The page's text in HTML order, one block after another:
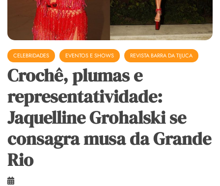
CELEBRIDADES EVENTOS E SHOWS REVISTA BARRA DA TIJUCA
Crochê, plumas e
representatividade:
Jaquelline Grohalski se
consagra musa da Grande
Rio